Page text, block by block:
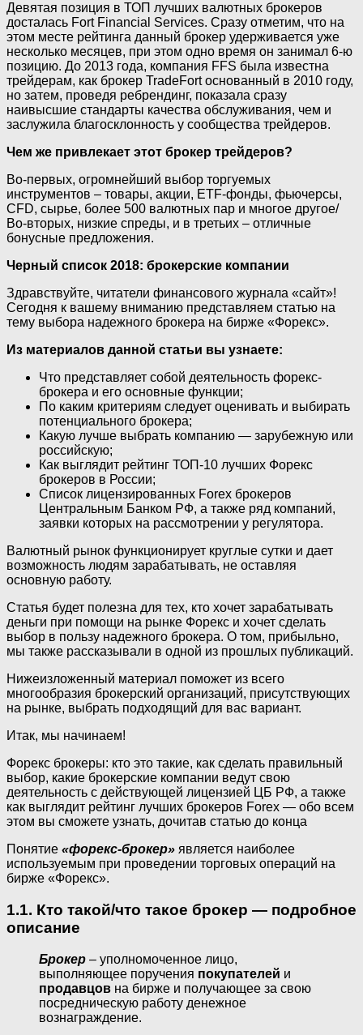
Девятая позиция в ТОП лучших валютных брокеров
досталась Fort Financial Services. Сразу отметим, что на
этом месте рейтинга данный брокер удерживается уже
несколько месяцев, при этом одно время он занимал 6-ю
позицию. До 2013 года, компания FFS была известна
трейдерам, как брокер TradeFort основанный в 2010 году,
но затем, проведя ребрендинг, показала сразу
наивысшие стандарты качества обслуживания, чем и
заслужила благосклонность у сообщества трейдеров.
Чем же привлекает этот брокер трейдеров?
Во-первых, огромнейший выбор торгуемых
инструментов – товары, акции, ETF-фонды, фьючерсы,
CFD, сырье, более 500 валютных пар и многое другое/
Во-вторых, низкие спреды, и в третьих – отличные
бонусные предложения.
Черный список 2018: брокерские компании
Здравствуйте, читатели финансового журнала «сайт»!
Сегодня к вашему вниманию представляем статью на
тему выбора надежного брокера на бирже «Форекс».
Из материалов данной статьи вы узнаете:
Что представляет собой деятельность форекс-
брокера и его основные функции;
По каким критериям следует оценивать и выбирать
потенциального брокера;
Какую лучше выбрать компанию — зарубежную или
российскую;
Как выглядит рейтинг ТОП-10 лучших Форекс
брокеров в России;
Список лицензированных Forex брокеров
Центральным Банком РФ, а также ряд компаний,
заявки которых на рассмотрении у регулятора.
Валютный рынок функционирует круглые сутки и дает
возможность людям зарабатывать, не оставляя
основную работу.
Статья будет полезна для тех, кто хочет зарабатывать
деньги при помощи на рынке Форекс и хочет сделать
выбор в пользу надежного брокера. О том, прибыльно,
мы также рассказывали в одной из прошлых публикаций.
Нижеизложенный материал поможет из всего
многообразия брокерский организаций, присутствующих
на рынке, выбрать подходящий для вас вариант.
Итак, мы начинаем!
Форекс брокеры: кто это такие, как сделать правильный
выбор, какие брокерские компании ведут свою
деятельность с действующей лицензией ЦБ РФ, а также
как выглядит рейтинг лучших брокеров Forex — обо всем
этом вы сможете узнать, дочитав статью до конца
Понятие «форекс-брокер» является наиболее
используемым при проведении торговых операций на
бирже «Форекс».
1.1. Кто такой/что такое брокер — подробное
описание
Брокер – уполномоченное лицо,
выполняющее поручения покупателей и
продавцов на бирже и получающее за свою
посредническую работу денежное
вознаграждение.